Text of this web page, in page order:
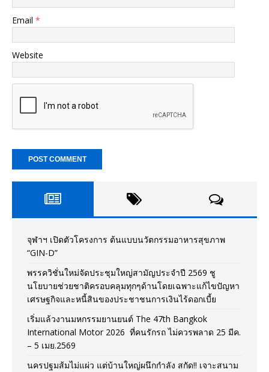
Email *
Website
จุฬาฯ เปิดตัวโครงการ ต้นแบบนวัตกรรมอาหารสุขภาพ
“GIN-D”
พรรควิชั่นใหม่จัดประชุมใหญ่สามัญประจำปี 2569 ชู
นโยบายช่วยชาติครอบคลุมทุกๆด้านโดยเฉพาะแก้ไขปัญหา
เศรษฐกิจและหนี้สินของประชาชนการเงินไร้ดอกเบี้ย
เริ่มแล้วงานมหกรรมยานยนต์ The 47th Bangkok
International Motor 2026 ที่คนรักรถ ไม่ควรพลาด 25 มีค.
– 5 เมย.2569
นครปฐมส้มไม่แผ่ว แต่บ้านใหญ่ผนึกกำลัง สกัด!! เจาะสนาม